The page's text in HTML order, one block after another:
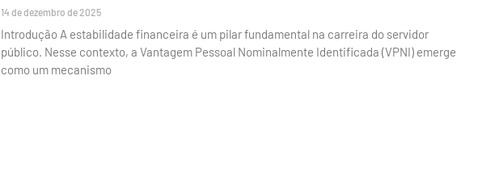
14 de dezembro de 2025
Introdução A estabilidade financeira é um pilar fundamental na carreira do servidor
público. Nesse contexto, a Vantagem Pessoal Nominalmente Identificada (VPNI) emerge
como um mecanismo